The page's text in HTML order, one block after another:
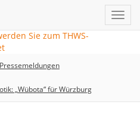
Pressemeldungen
„Wübota“ für Würzburg